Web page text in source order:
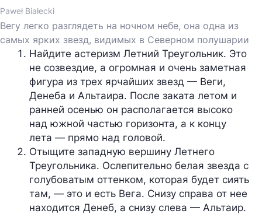
Paweł Białecki
Вегу легко разглядеть на ночном небе, она одна из
самых ярких звезд, видимых в Северном полушарии
Найдите астеризм Летний Треугольник. Это
не созвездие, а огромная и очень заметная
фигура из трех ярчайших звезд — Веги,
Денеба и Альтаира. После заката летом и
ранней осенью он располагается высоко
над южной частью горизонта, а к концу
лета — прямо над головой.
Отыщите западную вершину Летнего
Треугольника. Ослепительно белая звезда с
голубоватым оттенком, которая будет сиять
там, — это и есть Вега. Снизу справа от нее
находится Денеб, а снизу слева — Альтаир.